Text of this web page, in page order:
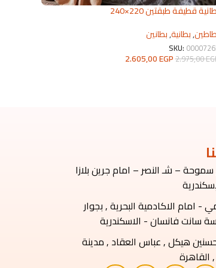
قطيفة طبقتين 220×240
,بطانية,بطانين
SKU:
2.975,00
2.605,00EGP
– شـ النصر – امام جرين بلازا
- امام الاكادمية البحرية , بجوار
سانت فانسان - الاسكندرية
حسنين هيكل , عباس العقاد , مدينة
القاهرة